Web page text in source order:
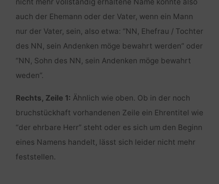
nicht mehr vollständig erhaltene Name könnte also
auch der Ehemann oder der Vater, wenn ein Mann
nur der Vater, sein, also etwa: “NN, Ehefrau / Tochter
des NN, sein Andenken möge bewahrt werden” oder
“NN, Sohn des NN, sein Andenken möge bewahrt
weden”.
Rechts, Zeile 1: Ähnlich wie oben. Ob in der noch
bruchstückhaft vorhandenen Zeile ein Ehrentitel wie
“der ehrbare Herr” steht oder es sich um den Beginn
eines Namens handelt, lässt sich leider nicht mehr
feststellen.